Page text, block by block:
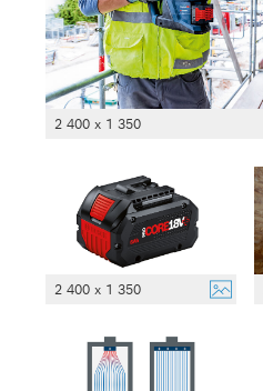
2 400 x 1 350
2 400 x 1 350